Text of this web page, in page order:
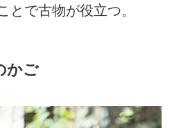
とで古物が役立つ。
かご